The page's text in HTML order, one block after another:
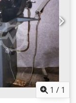
1 / 1